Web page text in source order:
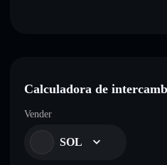
Calculadora de
Vender
SOL